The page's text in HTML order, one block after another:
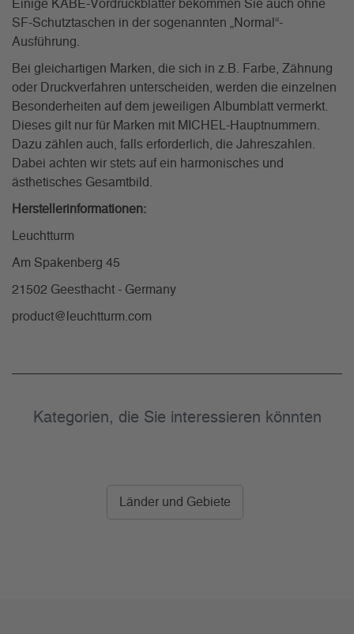
Einige KABE-Vordruckblätter bekommen Sie auch ohne
SF-Schutztaschen in der sogenannten „Normal“-
Ausführung.
Bei gleichartigen Marken, die sich in z.B. Farbe, Zähnung
oder Druckverfahren unterscheiden, werden die einzelnen
Besonderheiten auf dem jeweiligen Albumblatt vermerkt.
Dieses gilt nur für Marken mit MICHEL-Hauptnummern.
Dazu zählen auch, falls erforderlich, die Jahreszahlen.
Dabei achten wir stets auf ein harmonisches und
ästhetisches Gesamtbild.
Herstellerinformationen:
Leuchtturm
Am Spakenberg 45
21502 Geesthacht - Germany
product@leuchtturm.com
Kategorien, die Sie interessieren könnten
Länder und Gebiete